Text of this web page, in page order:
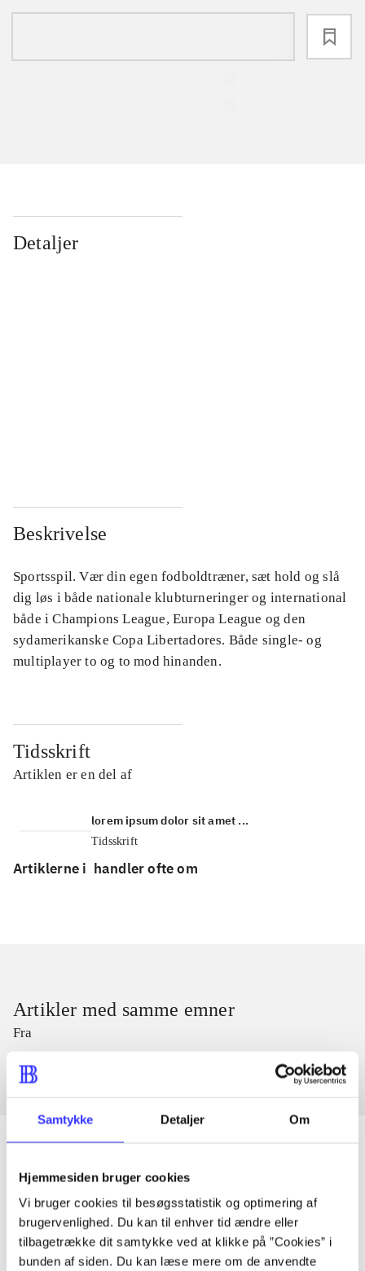
Samtykke Detaljer Om
Hjemmesiden bruger cookies
Vi bruger cookies til besøgsstatistik og optimering af
brugervenlighed. Du kan til enhver tid ændre eller
tilbagetrække dit samtykke ved at klikke på ”Cookies” i
bunden af siden. Du kan læse mere om de anvendte
Detaljer
Beskrivelse
Sportsspil. Vær din egen fodboldtræner, sæt hold og slå
dig løs i både nationale klubturneringer og international
både i Champions League, Europa League og den
sydamerikanske Copa Libertadores. Både single- og
multiplayer to og to mod hinanden.
Tidsskrift
Artiklen er en del af
lorem ipsum dolor sit amet ...
Tidsskrift
Artiklerne i handler ofte om
Artikler med samme emner
Fra
Artikler
Alle registrerede artikler fordelt på udgivelser
...